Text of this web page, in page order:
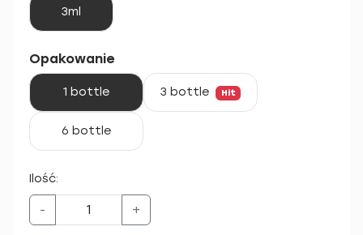
3ml
Opakowanie
1 bottle 3 bottle Hit
6 bottle
Ilość:
- +